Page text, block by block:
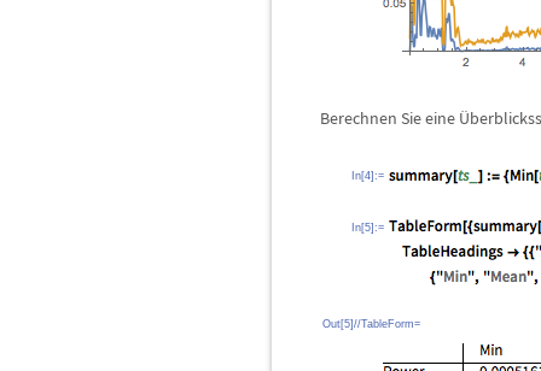
Berechnen Sie eine Ü
In[4]:=
In[5]:=
Out[5]//TableForm=